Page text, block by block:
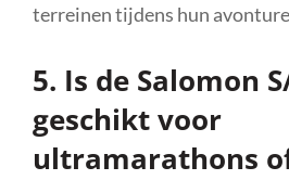
terreinen tijdens hun
5. Is de Salomon
geschikt voor
ultramarathons